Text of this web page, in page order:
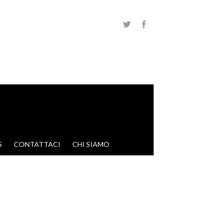
CONTATTACI CHI SIAMO